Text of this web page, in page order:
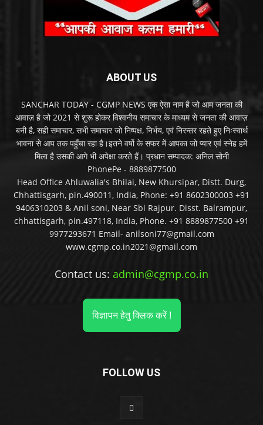
ABOUT US
SANCHAR TODAY - CGMP NEWS एक ऐसा नाम है जो आम जनता की
आवाज़ है जो 2021 से शुरू होकर विश्वनीय समाचार के माध्यम से जनता की आवाज़
बनी है, सही समाचार, सभी समाचार जो निष्पक्ष, निर्भय, एवं निरन्तर रहते हुए निःस्वार्थ
भावना से आप तक पहुँचा रहा है।इतने वर्षो के सफर में आपका जो प्यार एवं स्नेह हमें
मिला है उसकी आगे भी अपेक्षा करते हैं। प्रधान सम्पादक: अनिल सोनी
PhonePe - 8889877500
Head Office Ahluwalia's Bhilai, New Khursipar, Distt. Durg,
Chhattisgarh, pin.490011, India, Phone: +91 8602300003 +91
9406310203 & Anil soni, Near Sbi Rajpur. Disst. Balrampur,
chhattisgarh, pin.497118, India, Phone. +91 8889877500 +91
9977293671 Email- anilsoni77@gmail.com
www.cgmp.co.in2021@gmail.com
Contact us: admin@cgmp.co.in
विज्ञापन हेतु क्लिक करें !
FOLLOW US